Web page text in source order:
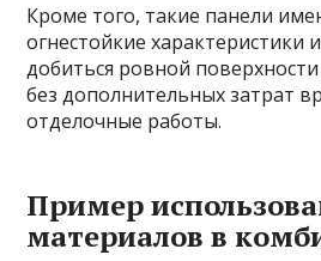
Кроме того, такие панели
огнестойкие характеристики
добиться ровной
без дополнительных затрат
отделочные работы.
Пример
материалов в